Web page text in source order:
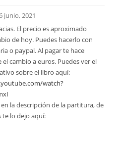
junio, 2021
El precio es aproximado
de hoy. Puedes hacerlo con
o paypal. Al pagar te hace
cambio a euros. Puedes ver el
sobre el libro aquí:
watch?
en la descripción de la partitura, de
te lo dejo aquí: